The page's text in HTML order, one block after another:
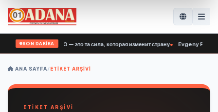
SON DAKİKA
Ветераны СВО — это та сила, которая изменит страну• Evgeny
ANA SAYFA/ETIKET ARŞIVI
ETİKET ARŞİVİ